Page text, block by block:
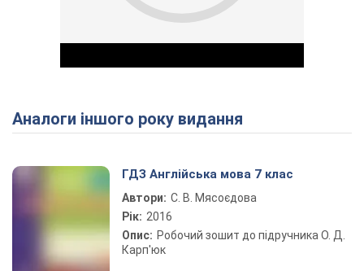
Play Video
Аналоги іншого року видання
ГДЗ Англійська мова 7 клас
Автори: С. В. Мясоєдова
Рік: 2016
Опис: Робочий зошит до підручника О. Д.
Карп'юк